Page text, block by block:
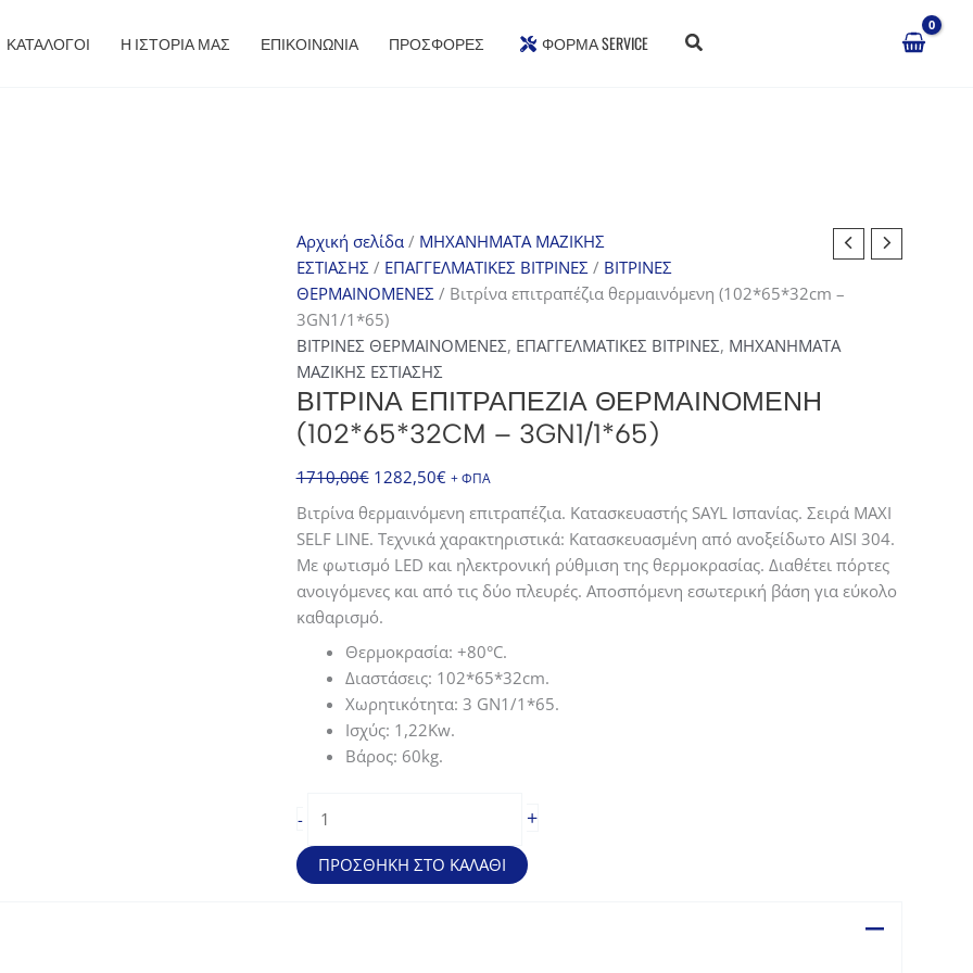
ΚΑΤΑΛΟΓΟΙ Η ΙΣΤΟΡΙΑ ΜΑΣ ΕΠΙΚΟΙΝΩΝΙΑ ΠΡΟΣΦΟΡΈΣ ΦΌΡΜΑ SERVICE
Αρχική σελίδα/ ΜΗΧΑΝΗΜΑΤΑ ΜΑΖΙΚΗΣ
ΕΣΤΙΑΣΗΣ/ ΕΠΑΓΓΕΛΜΑΤΙΚΕΣ ΒΙΤΡΙΝΕΣ/ ΒΙΤΡΙΝΕΣ
ΘΕΡΜΑΙΝΟΜΕΝΕΣ/ Βιτρίνα επιτραπέζια θερμαινόμενη (102*65*32cm –
3GN1/1*65)
ΒΙΤΡΙΝΕΣ ΘΕΡΜΑΙΝΟΜΕΝΕΣ, ΕΠΑΓΓΕΛΜΑΤΙΚΕΣ ΒΙΤΡΙΝΕΣ, ΜΗΧΑΝΗΜΑΤΑ
ΜΑΖΙΚΗΣ ΕΣΤΙΑΣΗΣ
ΒΙΤΡΊΝΑ ΕΠΙΤΡΑΠΈΖΙΑ ΘΕΡΜΑΙΝΌΜΕΝΗ
(102*65*32CM – 3GN1/1*65)
1710,00€ Original
was:
1710,00€.
1282,50€Η
τιμή
είναι:
1282,50€.
+ ΦΠΑ
Βιτρίνα θερμαινόμενη επιτραπέζια. Κατασκευαστής SAYL Ισπανίας. Σειρά MAXI
SELF LINE. Τεχνικά χαρακτηριστικά: Κατασκευασμένη από ανοξείδωτο AISI 304.
Με φωτισμό LED και ηλεκτρονική ρύθμιση της θερμοκρασίας. Διαθέτει πόρτες
ανοιγόμενες και από τις δύο πλευρές. Αποσπόμενη εσωτερική βάση για εύκολο
καθαρισμό.
Θερμοκρασία: +80°C.
Διαστάσεις: 102*65*32cm.
Χωρητικότητα: 3 GN1/1*65.
Ισχύς: 1,22Kw.
Βάρος: 60kg.
-
επιτραπέζια
θερμαινόμενη
(102*65*32cm
+
ΠΡΟΣΘΉΚΗ ΣΤΟ ΚΑΛΆΘΙ